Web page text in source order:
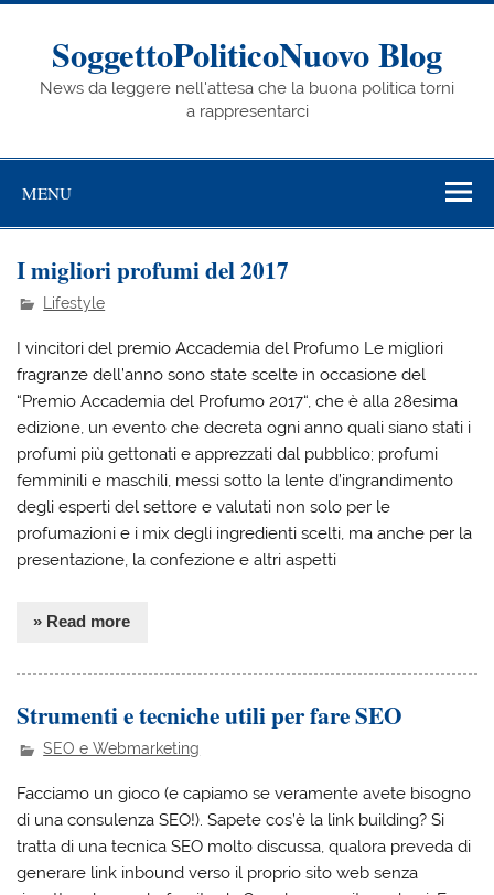
Skip
contentSoggettoPoliticoNuovo Blog
News da leggere nell'attesa che la buona politica torni
a rappresentarci
MENU
I migliori profumi del 2017
Lifestyle
I vincitori del premio Accademia del Profumo Le migliori
fragranze dell’anno sono state scelte in occasione del
“Premio Accademia del Profumo 2017“, che è alla 28esima
edizione, un evento che decreta ogni anno quali siano stati i
profumi più gettonati e apprezzati dal pubblico; profumi
femminili e maschili, messi sotto la lente d’ingrandimento
degli esperti del settore e valutati non solo per le
profumazioni e i mix degli ingredienti scelti, ma anche per la
presentazione, la confezione e altri aspetti
» Read more
Strumenti e tecniche utili per fare SEO
SEO e Webmarketing
Facciamo un gioco (e capiamo se veramente avete bisogno
di una consulenza SEO!). Sapete cos’è la link building? Si
tratta di una tecnica SEO molto discussa, qualora preveda di
generare link inbound verso il proprio sito web senza